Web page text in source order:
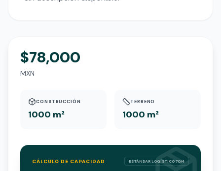
$78,000
MXN
CONSTRUCCIÓN
1000 m²
TERRENO
1000 m²
CÁLCULO DE CAPACIDAD ESTÁNDAR LOGÍSTICO 70/4